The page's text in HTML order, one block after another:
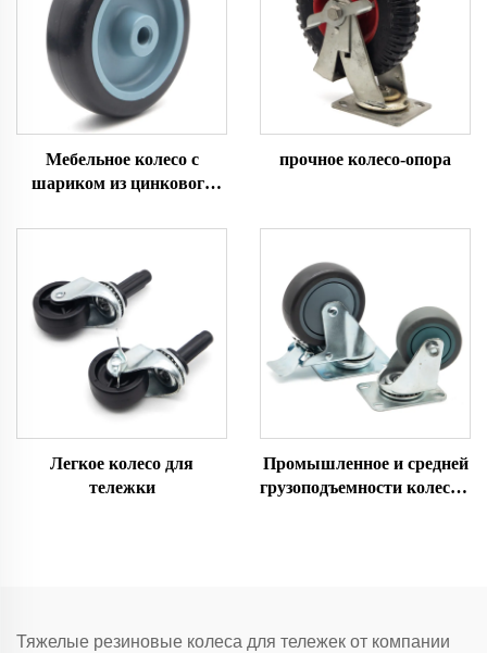
Мебельное колесо с
шариком из цинкового
прочное колесо-опора
Легкое колесо для
тележки
Промышленное и средней
грузоподъемности колесо с
Тяжелые резиновые колеса для тележек от компании